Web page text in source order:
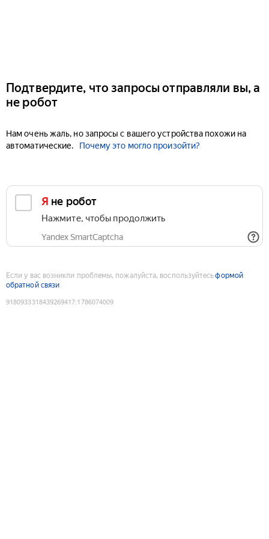
Подтвердите, что запросы отправляли вы, а
не робот
Нам очень жаль, но запросы с вашего устройства похожи на
автоматические.
Почему это могло произойти?
Я не робот
Нажмите, чтобы продолжить
Yandex SmartCaptcha
Если у вас возникли проблемы, пожалуйста, воспользуйтесьформой
обратной связи
9180933318439269417:1786074009